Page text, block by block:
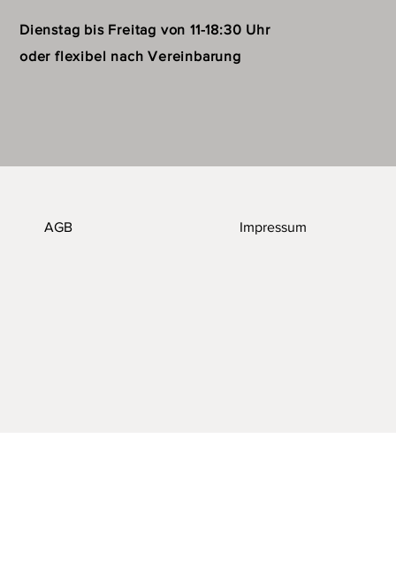
Dienstag bis Freitag von 11-18:30 Uhr
oder flexibel nach Vereinbarung
AGB Impressum